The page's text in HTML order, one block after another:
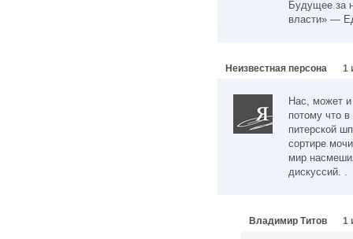
Будущее за
власти» —
Неизвестная персона 1
Нас, может
потому что
питерской
сортире
мир
дискуссий. .
Владимир Титов 1